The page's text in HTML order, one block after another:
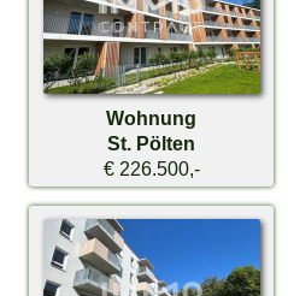
Wohnung
St. Pölten
€ 226.500,-